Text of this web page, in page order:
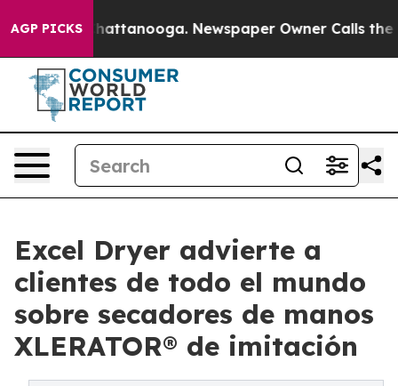
AGP PICKS
in Chattanooga. Newspaper Owner Calls the
Excel Dryer advierte a
clientes de todo el mundo
sobre secadores de manos
XLERATOR® de imitación